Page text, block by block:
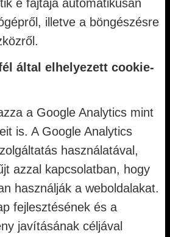
e fajtája automatikusan
illetve a böngészésre
által elhelyezett cookie-
a Google Analytics mint
is. A Google Analytics
használatával,
azzal kapcsolatban, hogy
használják a weboldalakat.
fejlesztésének és a
javításának céljával